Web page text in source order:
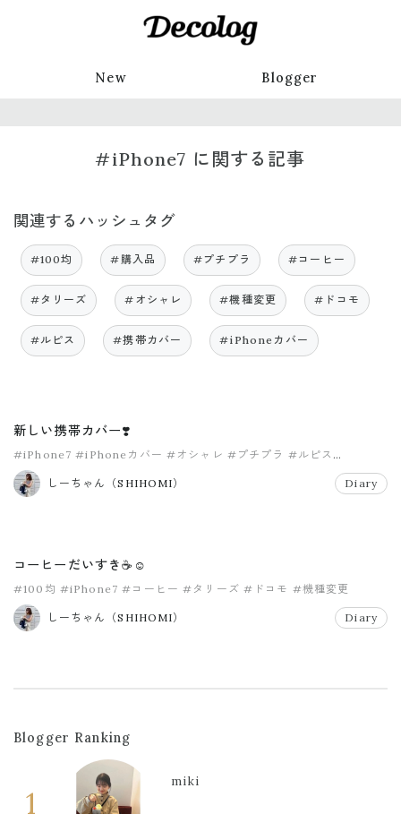
New Blogger
#iPhone7 に関する記事
関連するハッシュタグ
#100均 #購入品 #プチプラ #コーヒー
#タリーズ #オシャレ #機種変更 #ドコモ
#ルピス #携帯カバー #iPhoneカバー
新しい携帯カバー❣️
#iPhone7 #iPhoneカバー #オシャレ #プチプラ #ルピス
#携帯カバー
しーちゃん（SHIHOMI）
Diary
コーヒーだいすき☕️☺️
#100均 #iPhone7 #コーヒー #タリーズ #ドコモ #機種変更
しーちゃん（SHIHOMI） Diary
Blogger Ranking
1
miki